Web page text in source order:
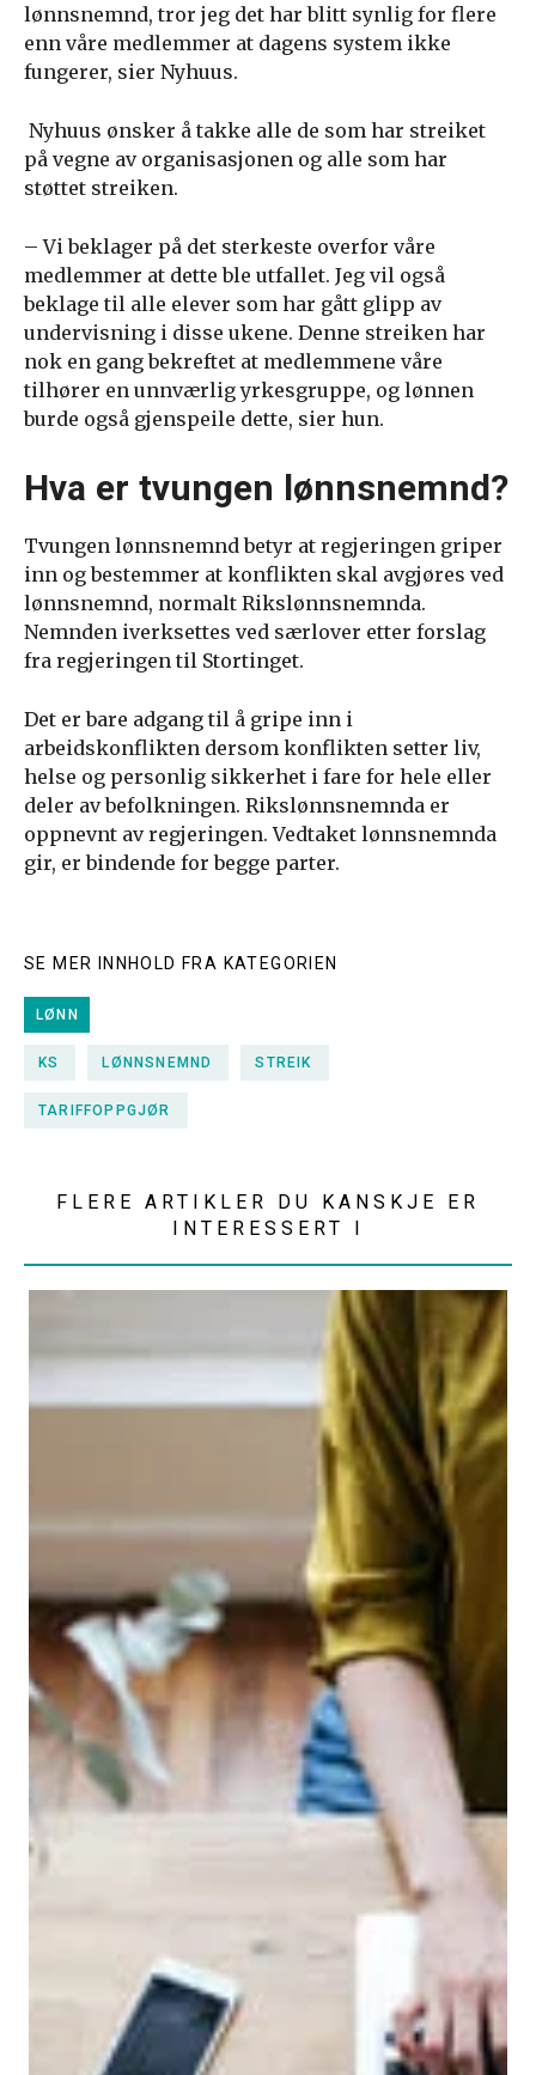
lønnsnemnd, tror jeg det har blitt synlig for flere
enn våre medlemmer at dagens system ikke
fungerer, sier Nyhuus.
Nyhuus ønsker å takke alle de som har streiket
på vegne av organisasjonen og alle som har
støttet streiken.
– Vi beklager på det sterkeste overfor våre
medlemmer at dette ble utfallet. Jeg vil også
beklage til alle elever som har gått glipp av
undervisning i disse ukene. Denne streiken har
nok en gang bekreftet at medlemmene våre
tilhører en unnværlig yrkesgruppe, og lønnen
burde også gjenspeile dette, sier hun.
Hva er tvungen lønnsnemnd?
Tvungen lønnsnemnd betyr at regjeringen griper
inn og bestemmer at konflikten skal avgjøres ved
lønnsnemnd, normalt Rikslønnsnemnda.
Nemnden iverksettes ved særlover etter forslag
fra regjeringen til Stortinget.
Det er bare adgang til å gripe inn i
arbeidskonflikten dersom konflikten setter liv,
helse og personlig sikkerhet i fare for hele eller
deler av befolkningen. Rikslønnsnemnda er
oppnevnt av regjeringen. Vedtaket lønnsnemnda
gir, er bindende for begge parter.
SE MER INNHOLD FRA KATEGORIEN
LØNN
KS LØNNSNEMND STREIK
TARIFFOPPGJØR
FLERE ARTIKLER DU KANSKJE ER
INTERESSERT I